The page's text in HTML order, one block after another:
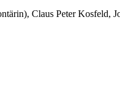
Claus Peter Kosfeld,